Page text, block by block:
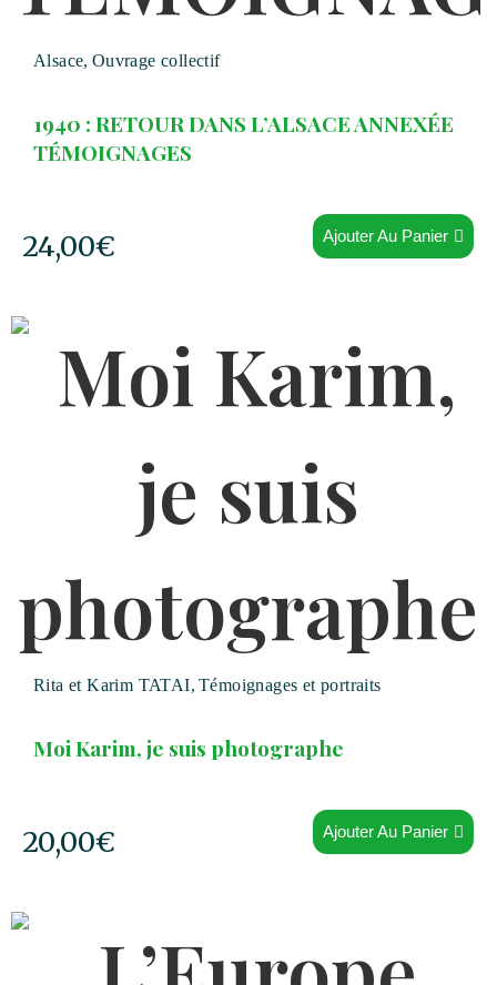
Alsace, Ouvrage collectif
1940 : RETOUR DANS L’ALSACE ANNEXÉE
TÉMOIGNAGES
24,00€ Ajouter Au Panier
Rita et Karim TATAI, Témoignages et portraits
Moi Karim, je suis photographe
20,00€ Ajouter Au Panier